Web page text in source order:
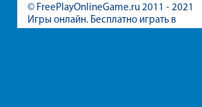
© FreePlayOnlineGame.ru 2011 - 2021
Игры онлайн. Бесплатно играть в
игры для девочек и мальчиков